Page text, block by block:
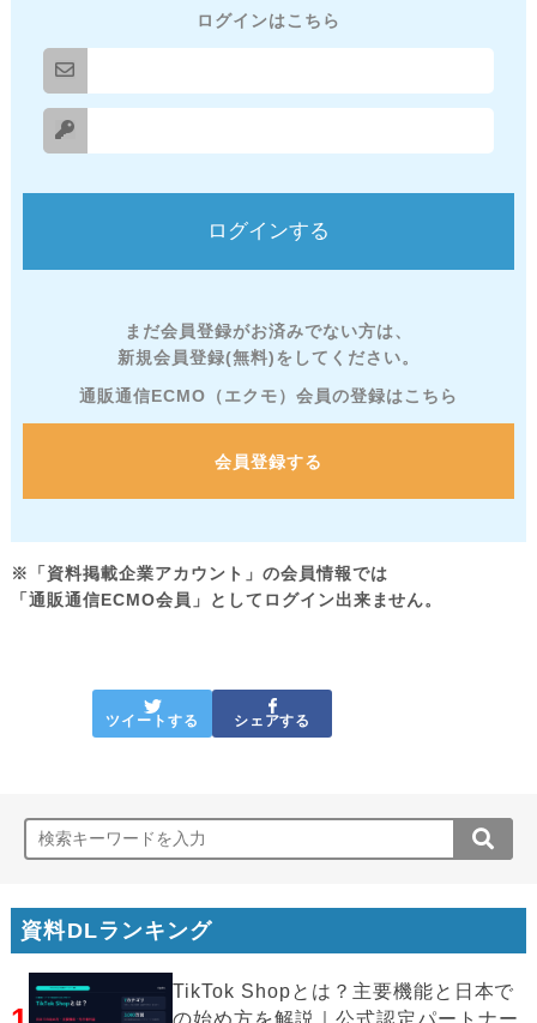
ログインはこちら
まだ会員登録がお済みでない方は、
新規会員登録(無料)をしてください。
通販通信ECMO（エクモ）会員の登録はこちら
会員登録する
※「資料掲載企業アカウント」の会員情報では
「通販通信ECMO会員」としてログイン出来ません。
ツイートする シェアする
資料DLランキング
TikTok Shopとは？主要機能と日本で
の始め方を解説｜公式認定パートナー